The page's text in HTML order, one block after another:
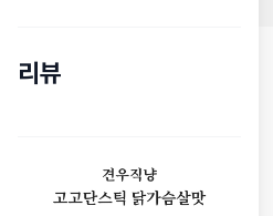
리뷰